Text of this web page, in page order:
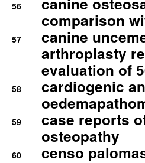
56
comparison
57
canine
arthroplasty
evaluation of
58
cardiogenic
59
case reports
osteopathy
60 censo